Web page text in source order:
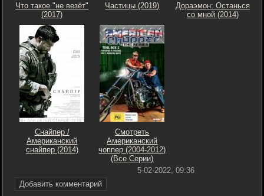
Что такое "не везёт"
(2017)
Частицы (2019)
Дораэмон: Останься
со мной (2014)
Снайпер /
Американский
снайпер (2014)
Смотреть
Американский
чоппер (2004-2012)
(Все Серии)
Добавить комментарий
5-02-2022, 09:36